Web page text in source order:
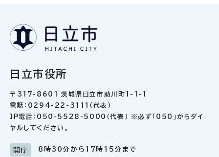
日立市役所
〒317-8601 茨城県日立市助川町1-1-1
電話：0294-22-3111（代表）
IP電話：050-5528-5000（代表） ※必ず「050」からダイ
ヤルしてください。
開庁 8時30分から17時15分まで